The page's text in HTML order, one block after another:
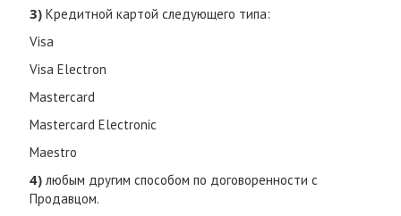
3) Кредитной картой следующего типа:
Visa
Visa Electron
Mastercard
Mastercard Electronic
Maestro
4) любым другим способом по договоренности с
Продавцом.